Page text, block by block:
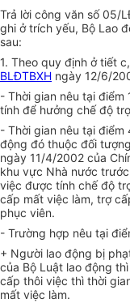
Trả lời công văn số 05/
ghi ở trích yếu, Bộ Lao
sau:
1. Theo quy định ở tiết
BLĐTBXH ngày 12/6/
- Thời gian nêu tại
tính để hưởng chế độ
- Thời gian nêu tại
động đó thuộc đối
ngày 11/4/2002 của
khu vực Nhà nước
việc được tính chế độ
cấp mất việc làm, trợ
phục viên.
- Trường hợp nêu tại
+ Người lao động bị
của Bộ Luật lao động
cấp thôi việc thì thời
mất việc làm.